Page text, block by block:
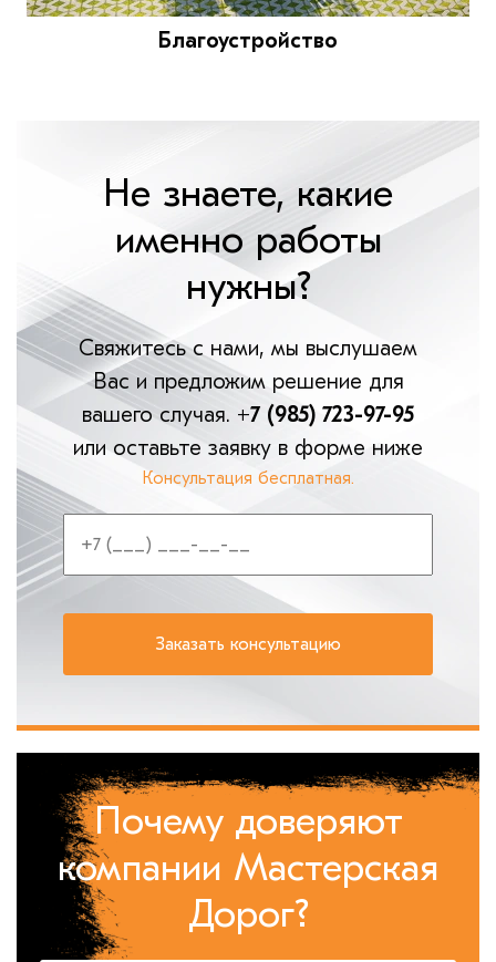
Благоустройство
Не знаете, какие
именно работы
нужны?
Свяжитесь с нами, мы выслушаем
Вас и предложим решение для
вашего случая. +7 (985) 723-97-95
или оставьте заявку в форме ниже
Консультация бесплатная.
Почему доверяют
компании Мастерская
Дорог?